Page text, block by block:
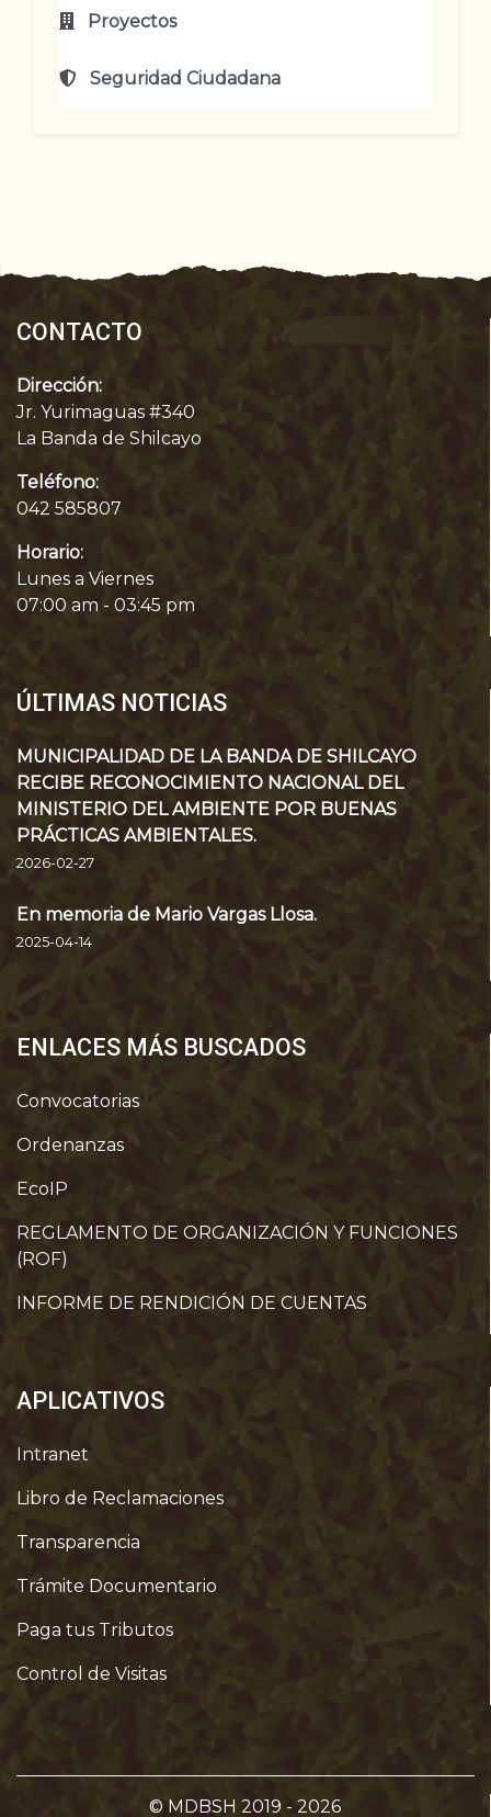
Proyectos
Seguridad Ciudadana
CONTACTO
Dirección:
Jr. Yurimaguas #340
La Banda de Shilcayo
Teléfono:
042 585807
Horario:
Lunes a Viernes
07:00 am - 03:45 pm
ÚLTIMAS NOTICIAS
MUNICIPALIDAD DE LA BANDA DE SHILCAYO
RECIBE RECONOCIMIENTO NACIONAL DEL
MINISTERIO DEL AMBIENTE POR BUENAS
PRÁCTICAS AMBIENTALES.
2026-02-27
En memoria de Mario Vargas Llosa.
2025-04-14
ENLACES MÁS BUSCADOS
Convocatorias
Ordenanzas
EcoIP
REGLAMENTO DE ORGANIZACIÓN Y FUNCIONES
(ROF)
INFORME DE RENDICIÓN DE CUENTAS
APLICATIVOS
Intranet
Libro de Reclamaciones
Transparencia
Trámite Documentario
Paga tus Tributos
Control de Visitas
© MDBSH 2019 - 2026